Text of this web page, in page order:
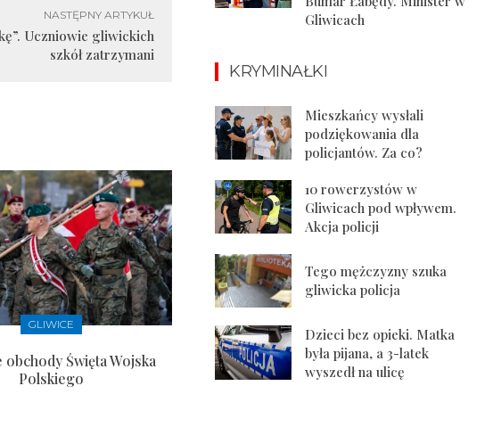
NASTĘPNY ARTYKUŁ
Uczniowie gliwickich
szkół zatrzymani
GLIWICE
obchody Święta Wojska
Polskiego
Gliwicach
KRYMINAŁKI
Mieszkańcy wysłali
podziękowania dla
policjantów. Za co?
10 rowerzystów w
Gliwicach pod wpływem.
Akcja policji
Tego mężczyzny szuka
gliwicka policja
Dzieci bez opieki. Matka
była pijana, a 3-latek
wyszedł na ulicę